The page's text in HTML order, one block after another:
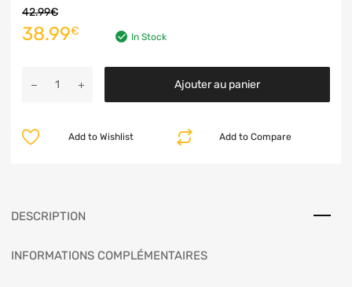
42.99€
38.99€ In Stock
Ajouter au panier
Add to Compare
Add to Wishlist
DESCRIPTION
INFORMATIONS COMPLÉMENTAIRES